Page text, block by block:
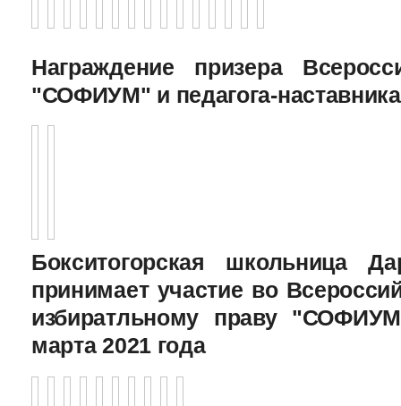
Награждение призера
"СОФИУМ" и педагога-наставника
Бокситогорская школьница
принимает участие во
избиратльному праву
марта 2021 года